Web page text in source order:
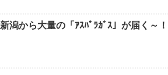
新潟から大量の「ｱｽﾊﾟﾗｶﾞｽ」が届く～